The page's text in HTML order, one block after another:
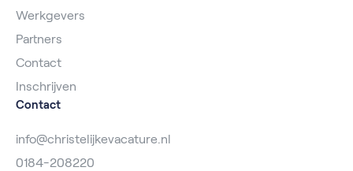
Werkgevers
Partners
Contact
Inschrijven
Contact
info@christelijkevacature.nl
0184-208220